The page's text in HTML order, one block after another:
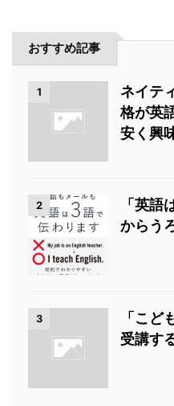
おすすめ記事
1
ネイテ
格が英
安く興
2
「英語
からう
3
「こど
受講す